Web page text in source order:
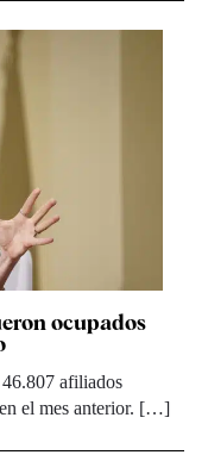
ocupados
afiliados
el mes anterior. […]